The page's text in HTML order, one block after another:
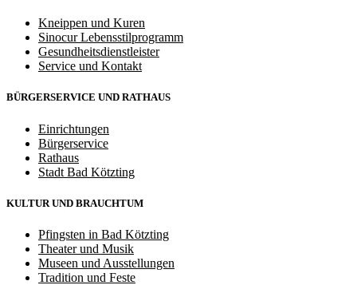
Kneippen und Kuren
Sinocur Lebensstilprogramm
Gesundheitsdienstleister
Service und Kontakt
BÜRGERSERVICE UND RATHAUS
Einrichtungen
Bürgerservice
Rathaus
Stadt Bad Kötzting
KULTUR UND BRAUCHTUM
Pfingsten in Bad Kötzting
Theater und Musik
Museen und Ausstellungen
Tradition und Feste